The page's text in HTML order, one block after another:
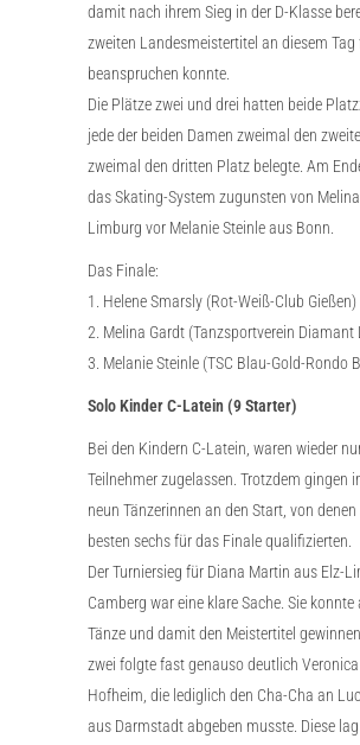
damit nach ihrem Sieg in der D-Klasse
zweiten Landesmeistertitel an diesem Tag
beanspruchen konnte.
Die Plätze zwei und drei hatten beide
jede der beiden Damen zweimal den
zweimal den dritten Platz belegte. Am
das Skating-System zugunsten von
Limburg vor Melanie Steinle aus Bonn.
Das Finale:
1. Helene Smarsly (Rot-Weiß-Club Gießen)
2. Melina Gardt (Tanzsportverein Diamant
3. Melanie Steinle (TSC Blau-Gold-Rondo
Solo Kinder C-Latein (9 Starter)
Bei den Kindern C-Latein, waren wieder
Teilnehmer zugelassen. Trotzdem gingen
neun Tänzerinnen an den Start, von
besten sechs für das Finale qualifizierten.
Der Turniersieg für Diana Martin aus Elz-
Camberg war eine klare Sache. Sie konnte
Tänze und damit den Meistertitel
zwei folgte fast genauso deutlich
Hofheim, die lediglich den Cha-Cha an
aus Darmstadt abgeben musste. Diese